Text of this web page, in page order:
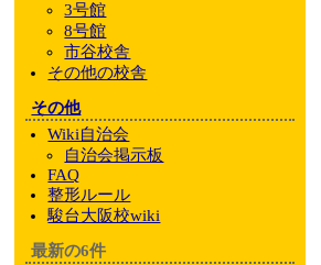
3号館
8号館
市谷校舎
その他の校舎
その他
Wiki自治会
自治会掲示板
FAQ
整形ルール
駿台大阪校wiki
最新の6件